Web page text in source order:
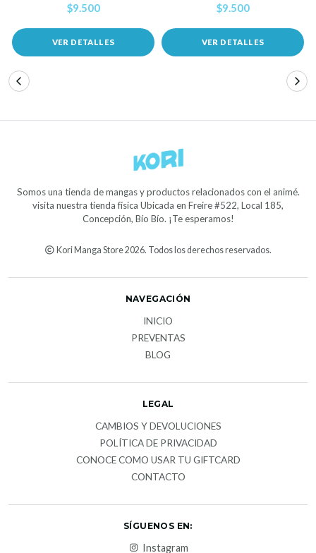
$9.500
VER DETALLES
$9.500
VER DETALLES
Somos una tienda de mangas y productos relacionados con el animé.
visita nuestra tienda física Ubicada en Freire #522, Local 185,
Concepción, Bío Bío. ¡Te esperamos!
Kori Manga Store 2026. Todos los derechos reservados.
NAVEGACIÓN
INICIO
PREVENTAS
BLOG
LEGAL
CAMBIOS Y DEVOLUCIONES
POLÍTICA DE PRIVACIDAD
CONOCE COMO USAR TU GIFTCARD
CONTACTO
SÍGUENOS EN:
Instagram